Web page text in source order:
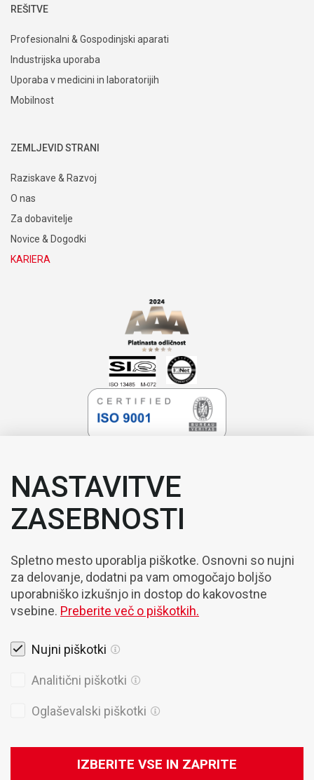
REŠITVE
Profesionalni & Gospodinjski aparati
Industrijska uporaba
Uporaba v medicini in laboratorijih
Mobilnost
ZEMLJEVID STRANI
Raziskave & Razvoj
O nas
Za dobavitelje
Novice & Dogodki
KARIERA
NASTAVITVE
ZASEBNOSTI
Spletno mesto uporablja piškotke. Osnovni so nujni
za delovanje, dodatni pa vam omogočajo boljšo
uporabniško izkušnjo in dostop do kakovostne
vsebine. Preberite več o piškotkih.
Nujni piškotki
Analitični piškotki
Oglaševalski piškotki
IZBERITE VSE IN ZAPRITE